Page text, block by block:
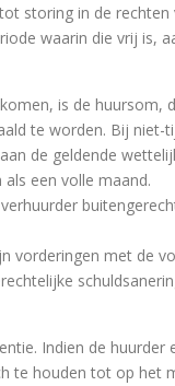
storing in de
waarin die vrij is,
is de
te worden. Bij
de geldende
een volle maand.
vorderingen met de
Indien de
te houden tot op het